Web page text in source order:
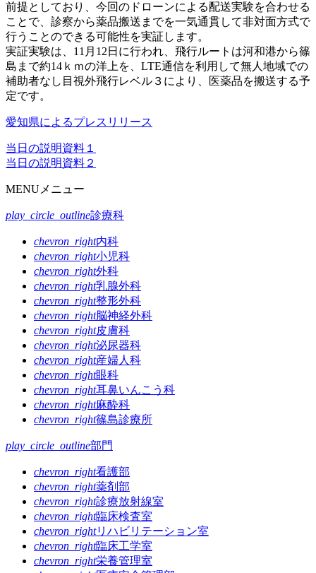
前提としており、今回のドローンによる配送実験を合わせる
ことで、診察から薬品搬送までを一気通貫して非対面方式で
行うことのできる可能性を実証します。
実証実験は、11月12日に行われ、飛行ルートは河和港から篠
島まで約14ｋｍの洋上を、LTE通信を利用して無人地域での
補助者なし目視外飛行レベル３により、医薬品を搬送する予
定です。
愛知県によるプレスリリース
当日の説明資料１
当日の説明資料２
MENU メニュー
play_circle_outline診療科
chevron_right内科
chevron_right小児科
chevron_right外科
chevron_right乳腺外科
chevron_right整形外科
chevron_right脳神経外科
chevron_right皮膚科
chevron_right泌尿器科
chevron_right産婦人科
chevron_right眼科
chevron_right耳鼻いんこう科
chevron_right麻酔科
chevron_right篠島診療所
play_circle_outline部門
chevron_right看護部
chevron_right薬剤部
chevron_right診療放射線室
chevron_right臨床検査室
chevron_rightリハビリテーション室
chevron_right臨床工学室
chevron_right栄養管理室